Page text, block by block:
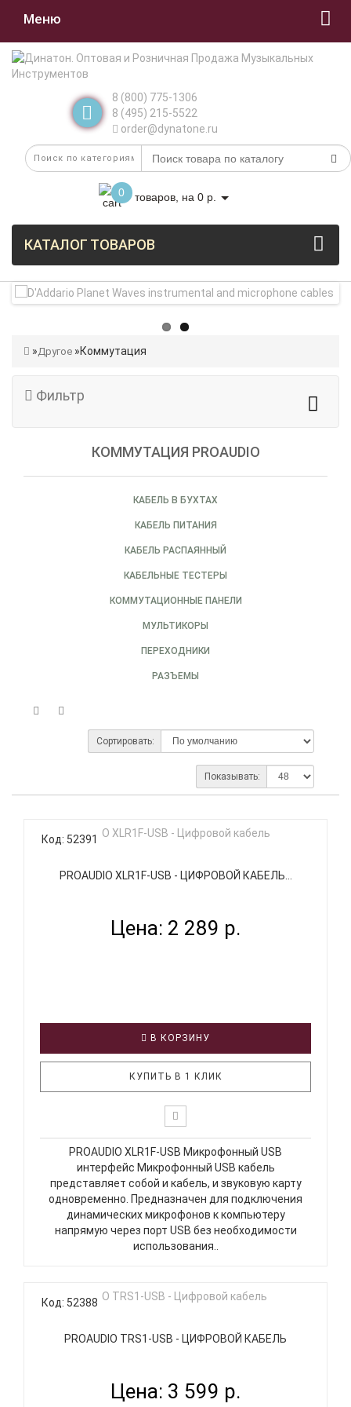
Меню
8 (800) 775-1306
8 (495) 215-5522
order@dynatone.ru
0 товаров, на 0 р.
КАТАЛОГ ТОВАРОВ
Другое Коммутация
Фильтр
КОММУТАЦИЯ PROAUDIO
КАБЕЛЬ В БУХТАХ
КАБЕЛЬ ПИТАНИЯ
КАБЕЛЬ РАСПАЯННЫЙ
КАБЕЛЬНЫЕ ТЕСТЕРЫ
КОММУТАЦИОННЫЕ ПАНЕЛИ
МУЛЬТИКОРЫ
ПЕРЕХОДНИКИ
РАЗЪЕМЫ
Сортировать:
Показывать:
Код: 52391
PROAUDIO XLR1F-USB - ЦИФРОВОЙ КАБЕЛЬ...
Цена: 2 289 р.
В КОРЗИНУ
КУПИТЬ В 1 КЛИК
PROAUDIO XLR1F-USB Микрофонный USB
интерфейс Микрофонный USB кабель
представляет собой и кабель, и звуковую карту
одновременно. Предназначен для подключения
динамических микрофонов к компьютеру
напрямую через порт USB без необходимости
использования..
Код: 52388
PROAUDIO TRS1-USB - ЦИФРОВОЙ КАБЕЛЬ
Цена: 3 599 р.